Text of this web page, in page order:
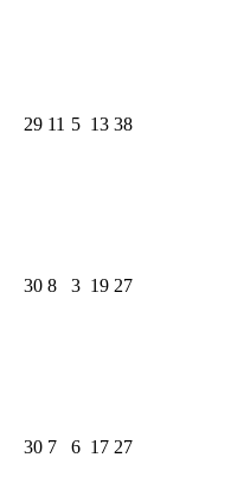
29 11 5 13 38
30 8 3 19 27
30 7 6 17 27